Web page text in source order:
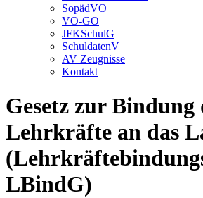
SopädVO
VO-GO
JFKSchulG
SchuldatenV
AV Zeugnisse
Kontakt
Gesetz zur Bindung
Lehrkräfte an das
LBindG)